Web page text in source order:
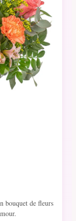
bouquet de fleurs